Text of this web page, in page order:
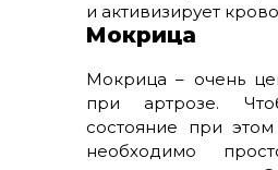
и активизирует
Мокрица
Мокрица – очень
при артрозе.
состояние при
необходимо